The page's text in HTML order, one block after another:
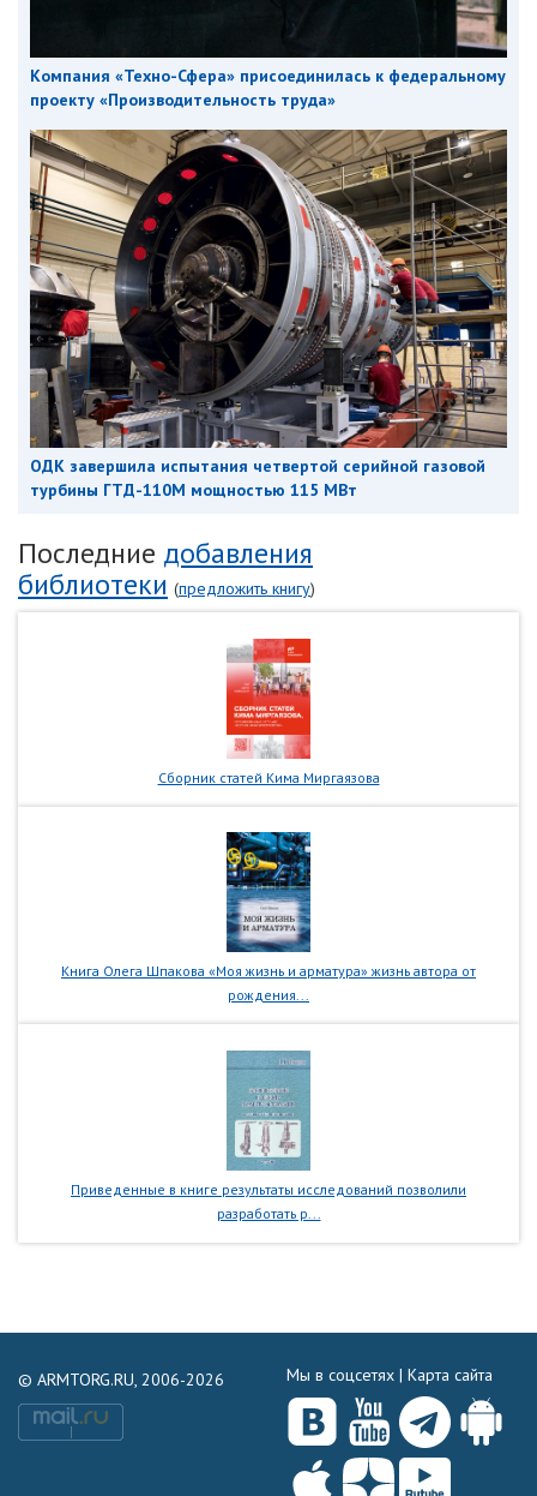
Компания «Техно-Сфера» присоединилась к федеральному
проекту «Производительность труда»
ОДК завершила испытания четвертой серийной газовой
турбины ГТД-110М мощностью 115 МВт
Последние добавления
библиотеки (предложить книгу)
Сборник статей Кима Миргаязова
Книга Олега Шпакова «Моя жизнь и арматура» жизнь автора от
рождения...
Приведенные в книге результаты исследований позволили
разработать р...
© ARMTORG.RU, 2006-2026 Мы в соцсетях | Карта сайта